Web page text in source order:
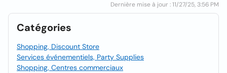
Dernière mise à jour : 11/27/25, 3:56 PM
Catégories
Shopping, Discount Store
Services événementiels, Party Supplies
Shopping, Centres commerciaux